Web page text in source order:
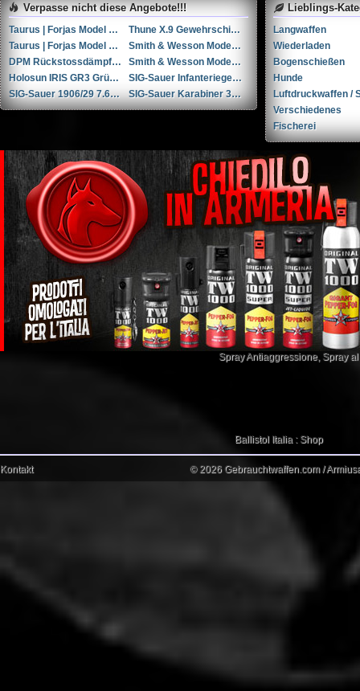
Verpasse nicht diese Angebote!!!
Taurus | Forjas Model Raging Bull cal. 454Casull
Thune X.9 Gewehrschiessschuhe (42)
Taurus | Forjas Model 85S cal. .38spl
Smith & Wesson Model M&P9 Shield cal. 9mmP
DPM Rückstossdämpfer Glock 19/19x/23/45 Gen. 4/5
Smith & Wesson Modell 60 .357 Super Magnum
Holosun IRIS GR3 Grünlaser-Zielmodul mit sichtbarem/IR-Laser und Illuminator
SIG-Sauer Infanteriegewehr 96/11 .22 Long Rifle
SIG-Sauer 1906/29 7.65x22mm Parabellum / 7.65x22mm Luger /.30 Luger
SIG-Sauer Karabiner 31 7.5x55mm Schmidt Rubin
Lieblings-
Langwaffen
Wiederladen
Bogenschießen
Hunde
Luftdruckwaffen /
Verschiedenes
Fischerei
Spray Antiaggressione, Spray
Ballistol Italia : Shop
Kontakt © 2026 Gebrauchtwaffen.com /